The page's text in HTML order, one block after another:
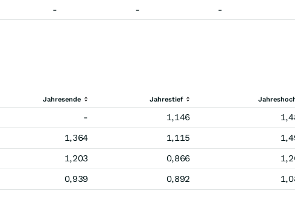
- - -
Jahresende Jahrestief
- 1,146
1,364 1,115
1,203 0,866
0,939 0,892